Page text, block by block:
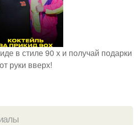
в стиле 90 х и получай подарки
от руки вверх!